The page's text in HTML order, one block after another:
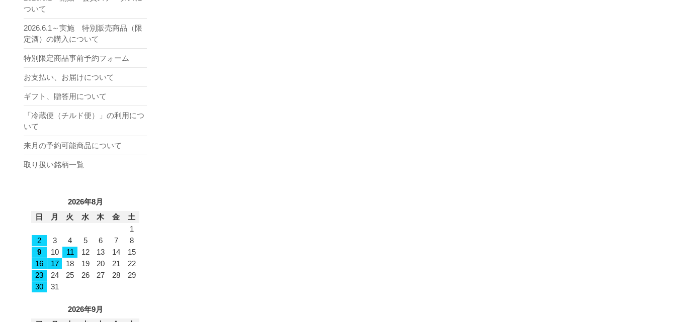
ついて
2026.6.1～実施 特別販売商品（限
定酒）の購入について
特別限定商品事前予約フォーム
お支払い、お届けについて
ギフト、贈答用について
「冷蔵便（チルド便）」の利用につ
いて
来月の予約可能商品について
取り扱い銘柄一覧
2026年8月
日
月 火 水 木 金
土
1
2
3 4 5 6 7
8
9
10 11 12 13 14
15
16
17 18 19 20 21
22
23
24 25 26 27 28
29
30
31
2026年9月